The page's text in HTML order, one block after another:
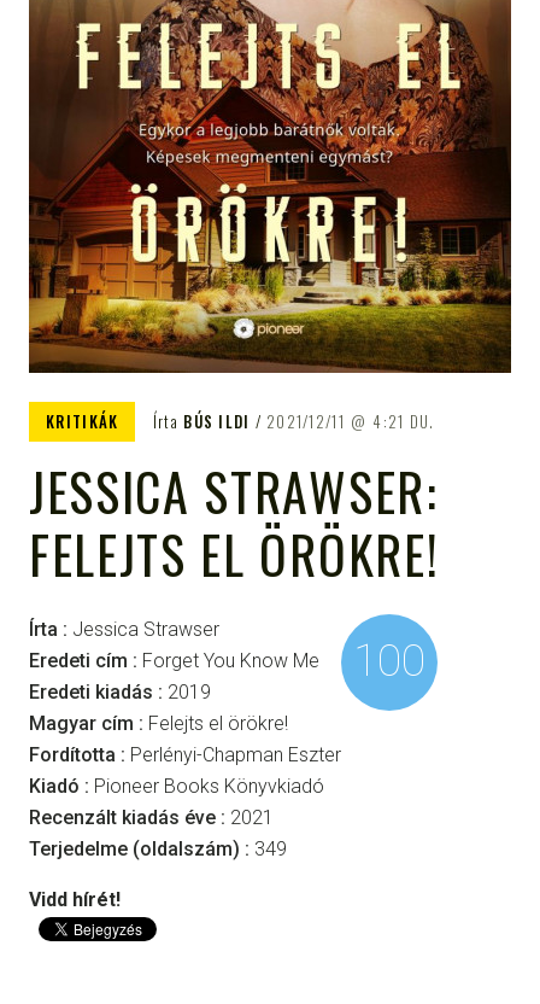
KRITIKÁK Írta BÚS ILDI 2021/12/11 4:21 DU.
JESSICA STRAWSER:
FELEJTS EL ÖRÖKRE!
Írta : Jessica Strawser
Eredeti cím : Forget You Know Me
Eredeti kiadás : 2019
Magyar cím : Felejts el örökre!
Fordította : Perlényi-Chapman Eszter
Kiadó : Pioneer Books Könyvkiadó
Recenzált kiadás éve : 2021
Terjedelme (oldalszám) : 349
100
Vidd hírét!